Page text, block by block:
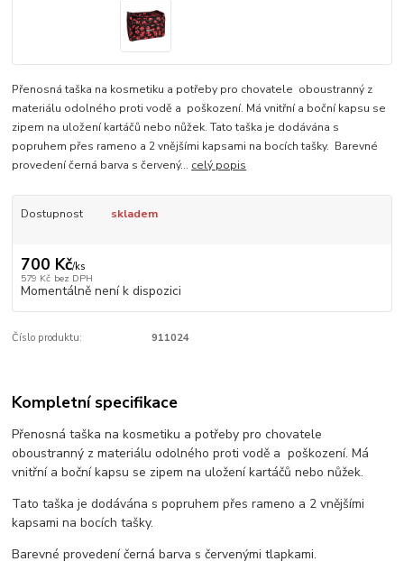
Přenosná taška na kosmetiku a potřeby pro chovatele oboustranný z
materiálu odolného proti vodě a poškození. Má vnitřní a boční kapsu se
zipem na uložení kartáčů nebo nůžek. Tato taška je dodávána s
popruhem přes rameno a 2 vnějšími kapsami na bocích tašky. Barevné
provedení černá barva s červený... celý popis
Dostupnost skladem
700 Kč/ks
579 Kč bez DPH
Momentálně není k dispozici
Číslo produktu: 911024
Kompletní specifikace
Přenosná taška na kosmetiku a potřeby pro chovatele
oboustranný z materiálu odolného proti vodě a poškození. Má
vnitřní a boční kapsu se zipem na uložení kartáčů nebo nůžek.
Tato taška je dodávána s popruhem přes rameno a 2 vnějšími
kapsami na bocích tašky.
Barevné provedení černá barva s červenými tlapkami.